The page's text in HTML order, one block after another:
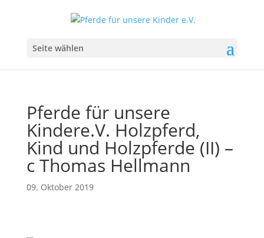
Seite wählen
Pferde für unsere
Kindere.V. Holzpferd,
Kind und Holzpferde (II) –
c Thomas Hellmann
09. Oktober 2019